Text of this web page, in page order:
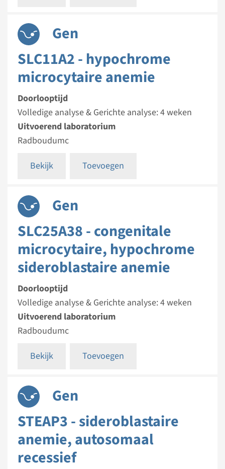
Gen
SLC11A2 - hypochrome
microcytaire anemie
Doorlooptijd
Volledige analyse & Gerichte analyse: 4 weken
Uitvoerend laboratorium
Radboudumc
Bekijk
Toevoegen
Gen
SLC25A38 - congenitale
microcytaire, hypochrome
sideroblastaire anemie
Doorlooptijd
Volledige analyse & Gerichte analyse: 4 weken
Uitvoerend laboratorium
Radboudumc
Bekijk
Toevoegen
Gen
STEAP3 - sideroblastaire
anemie, autosomaal
recessief